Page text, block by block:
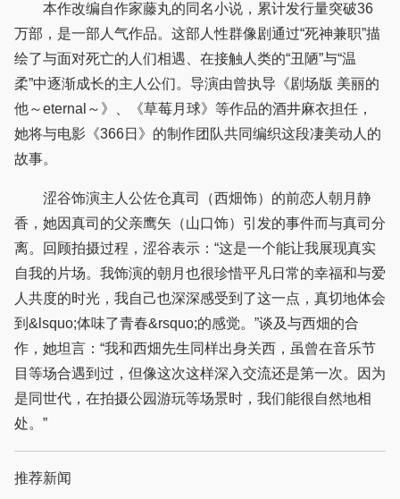
本作改编自作家藤丸的同名小说，累计发行量突破36
万部，是一部人气作品。这部人性群像剧通过“死神兼职”描
绘了与面对死亡的人们相遇、在接触人类的“丑陋”与“温
柔”中逐渐成长的主人公们。导演由曾执导《剧场版 美丽的
他～eternal～》、《草莓月球》等作品的酒井麻衣担任，
她将与电影《366日》的制作团队共同编织这段凄美动人的
故事。
涩谷饰演主人公佐仓真司（西畑饰）的前恋人朝月静
香，她因真司的父亲鹰矢（山口饰）引发的事件而与真司分
离。回顾拍摄过程，涩谷表示：“这是一个能让我展现真实
自我的片场。我饰演的朝月也很珍惜平凡日常的幸福和与爱
人共度的时光，我自己也深深感受到了这一点，真切地体会
到&lsquo;体味了青春&rsquo;的感觉。”谈及与西畑的合
作，她坦言：“我和西畑先生同样出身关西，虽曾在音乐节
目等场合遇到过，但像这次这样深入交流还是第一次。因为
是同世代，在拍摄公园游玩等场景时，我们能很自然地相
处。”
推荐新闻